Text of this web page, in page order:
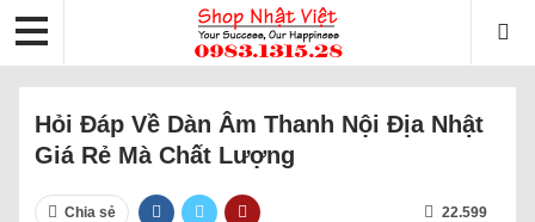
Hỏi Đáp Về Dàn Âm Thanh Nội Địa Nhật
Giá Rẻ Mà Chất Lượng
Chia sẻ 22.599